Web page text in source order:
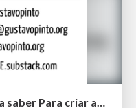
5 coisas que todo dev deveria saber Para criar aplicações com GenAI